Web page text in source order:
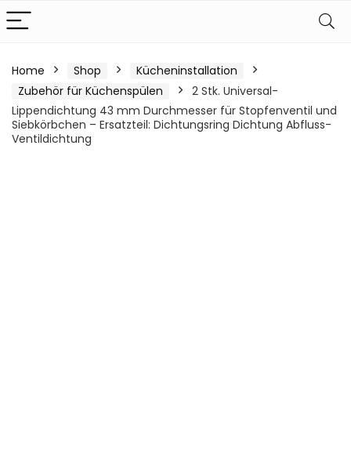
Home Shop
Kücheninstallation
Zubehör für Küchenspülen
2 Stk. Universal-
Lippendichtung 43 mm Durchmesser für Stopfenventil und
Siebkörbchen – Ersatzteil: Dichtungsring Dichtung Abfluss-
Ventildichtung